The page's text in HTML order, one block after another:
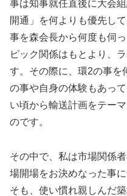
事は知事就任直後に大会
開通」を何よりも優先し
事を森会長から何度も伺
ピック関係はもとより、
す。その際に、環2の事を
の事や自身の体験もあっ
い頃から輸送計画をテー
のです。
その中で、私は市場関係
場開場をお決めなった事
そも、使い慣れ親しんだ